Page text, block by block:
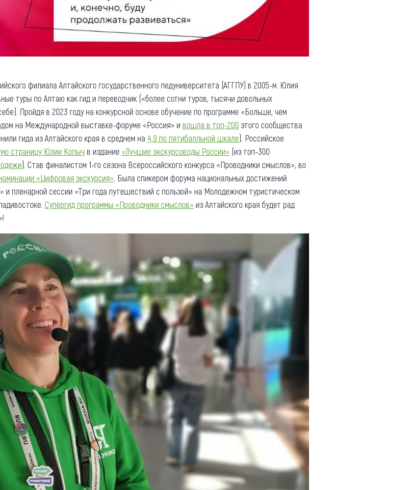
филиала Алтайского государственного педуниверситета (АГГПУ) в 2005-м. Юлия
туры по Алтаю как гид и переводчик («более сотни туров, тысячи довольных
Пройдя в 2023 году на конкурсной основе обучение по программе «Больше, чем
на Международной выставке-форуме «Россия» и вошла в топ-200 этого сообщества
гида из Алтайского края в среднем на 4,9 по пятибалльной шкале). Российское
страницу Юлии Копыч в издание «Лучшие экскурсоводы России» (из топ-300
). Став финалистом 1-го сезона Всероссийского конкурса «Проводники смыслов», во
«Цифровая экскурсия». Была спикером форума национальных достижений
пленарной сессии «Три года путешествий с пользой» на Молодежном туристическом
Супергид программы «Проводники смыслов» из Алтайского края будет рад